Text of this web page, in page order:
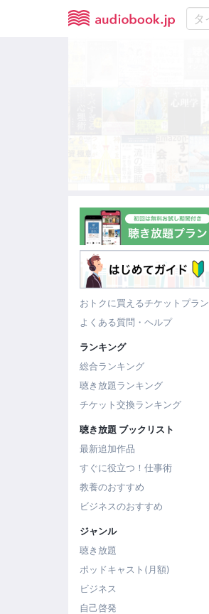
おトクに買えるチケットプラン
よくある質問・ヘルプ
ランキング
総合ランキング
聴き放題ランキング
チケット交換ランキング
聴き放題 ブックリスト
最新追加作品
すぐに役立つ！仕事術
教養のおすすめ
ビジネスのおすすめ
ジャンル
聴き放題
ポッドキャスト(月額)
ビジネス
自己啓発